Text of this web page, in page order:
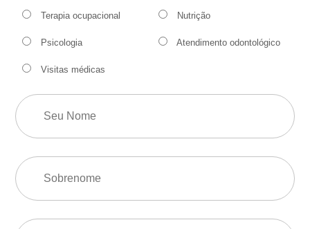
Terapia ocupacional Nutrição
Psicologia Atendimento odontológico
Visitas médicas